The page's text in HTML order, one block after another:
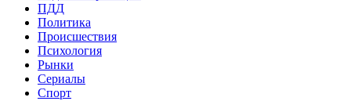
ПДД
Политика
Происшествия
Психология
Рынки
Сериалы
Спорт